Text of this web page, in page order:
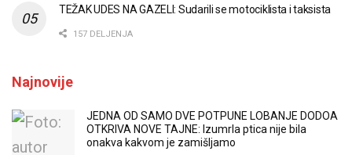
TEŽAK UDES NA GAZELI: Sudarili se motociklista i taksista
157 DELJENJA
Najnovije
JEDNA OD SAMO DVE POTPUNE LOBANJE DODOA
OTKRIVA NOVE TAJNE: Izumrla ptica nije bila
onakva kakvom je zamišljamo